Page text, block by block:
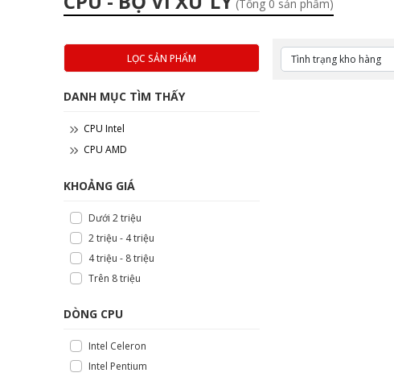
(Tổng 0 sản phẩm)
LỌC SẢN PHẨM
DANH MỤC TÌM THẤY
CPU Intel
CPU AMD
KHOẢNG GIÁ
Dưới 2 triệu
2 triệu - 4 triệu
4 triệu - 8 triệu
Trên 8 triệu
DÒNG CPU
Intel Celeron
Intel Pentium